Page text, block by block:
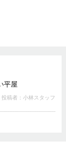
平屋
投稿者：小林スタッフ